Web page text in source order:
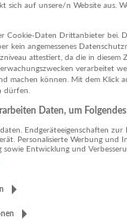
CONSULTING
bei Salzburg
| Herstellung
sich auf unsere/n Website aus.
Cookie-Daten Drittanbieter bei.
kein angemessenes
attestiert, da die in
verarbeitet
machen können. Mit dem Klick
dürfen.
Daten, um
Endgeräteeigenschaften
Personalisierte Werbung und
sowie Entwicklung und